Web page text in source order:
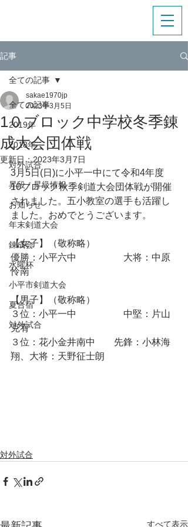
記事
全ての記事
2019年
2018年
対外試合
昇段・昇級情報
お知らせ
年末剣道大会
錬成会
水曜杯
小平市剣道大会
夏合宿
対外試合
全ての記事
1０ブロック中学校冬季錬
成大会団体戦
sakae1970jp
2023年3月5日
更新日：2023年3月7日
3月5日(日)に小平一中にて令和4年度
10ブロック秋季剣道大会団体戦が開催
されました。五小教室の選手も活躍し
ました。おめでとうございます。
【女子】（敬称略）
優勝：小平六中　　　　　大将：中原
怜南
【男子】（敬称略）
３位：小平一中　　　　　中堅：片山
克宥
３位：花小金井南中　　先鋒：小林海
翔、大将：天野征士朗
対外試合
すべて表示